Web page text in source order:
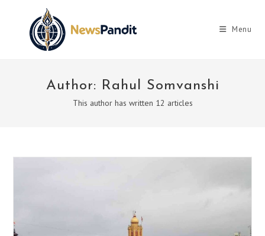
Menu
Author: Rahul Somvanshi
This author has written 12 articles